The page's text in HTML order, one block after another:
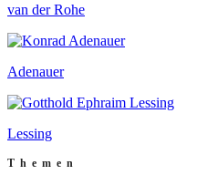
van der Rohe
Adenauer
Lessing
Themen